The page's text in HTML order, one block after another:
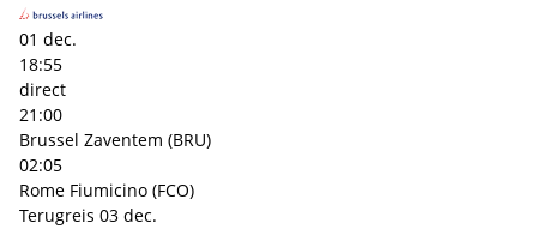
01 dec.
18:55
direct
21:00
Brussel Zaventem (BRU)
02:05
Rome Fiumicino (FCO)
Terugreis 03 dec.